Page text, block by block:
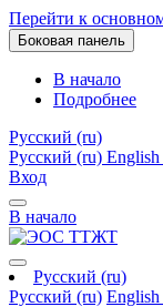
Перейти к
Боковая панель
В начало
Подробнее
Русский ‎(ru)‎
Русский ‎(ru)‎ English
Вход
В начало
Русский ‎(ru)‎
Русский ‎(ru)‎ English